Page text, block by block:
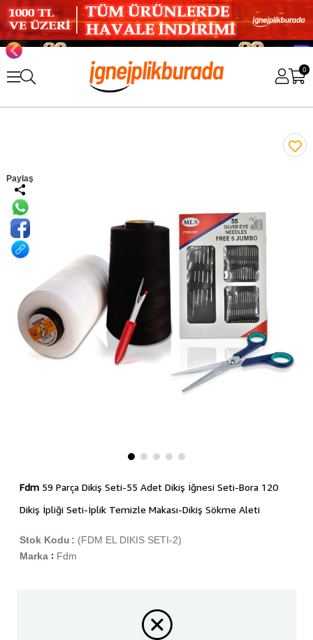
0
Paylaş
Fdm59 Parça Dikiş Seti-55 Adet Dikiş İğnesi Seti-Bora 120
Dikiş İpliği Seti-İplik Temizle Makası-Dikiş Sökme Aleti
(FDM EL DIKIS SETI-2)
Stok Kodu
Marka : Fdm